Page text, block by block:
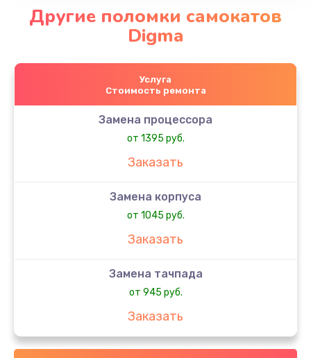
Другие поломки самокатов
Digma
Услуга
Стоимость ремонта
Замена процессора
от 1395 руб.
Заказать
Замена корпуса
от 1045 руб.
Заказать
Замена тачпада
от 945 руб.
Заказать
Замена северного моста